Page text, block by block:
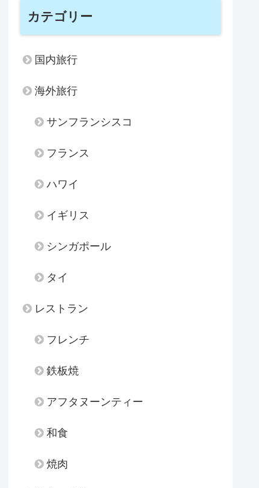
カテゴリー
国内旅行
海外旅行
サンフランシスコ
フランス
ハワイ
イギリス
シンガポール
タイ
レストラン
フレンチ
鉄板焼
アフタヌーンティー
和食
焼肉